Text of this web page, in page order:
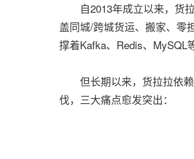
自2013年成立以来，货拉
盖同城/跨城货运、搬家、零
撑着Kafka、Redis、MySQL
但长期以来，货拉拉依赖
伐，三大痛点愈发突出：